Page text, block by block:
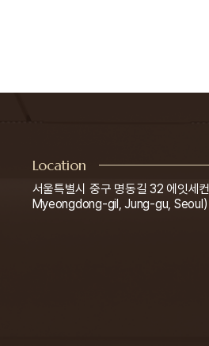
Location
서울특별시 중구 명동길 32 에잇세
Myeongdong-gil, Jung-gu, Seoul)